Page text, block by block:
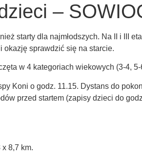
–
starty dla najmłodszych. Na II i III
okazję sprawdzić się na starcie.
w 4 kategoriach wiekowych (3-4,
Koni o godz. 11.15. Dystans do
przed startem (zapisy dzieci do
x 8,7 km.